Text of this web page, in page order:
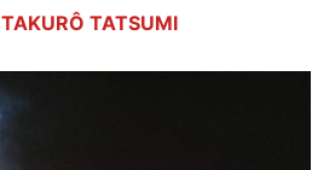
TAKURÔ TATSUMI